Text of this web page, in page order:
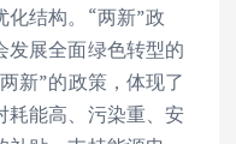
结构。“两新”政
发展全面绿色转型的
新”的政策，体现了
耗能高、污染重、安